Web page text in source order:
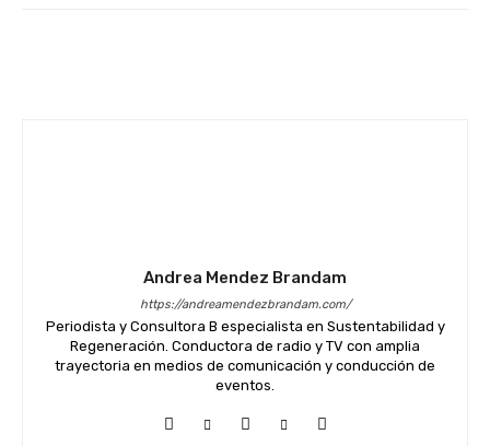
Andrea Mendez Brandam
https://andreamendezbrandam.com/
Periodista y Consultora B especialista en Sustentabilidad y
Regeneración. Conductora de radio y TV con amplia
trayectoria en medios de comunicación y conducción de
eventos.